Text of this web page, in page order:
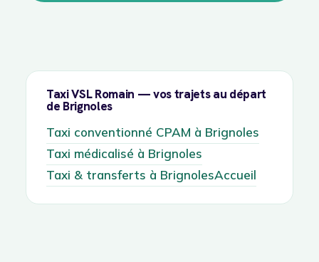
Taxi VSL Romain — vos trajets au départ
de Brignoles
Taxi conventionné CPAM à Brignoles
Taxi médicalisé à Brignoles
Taxi & transferts à BrignolesAccueil